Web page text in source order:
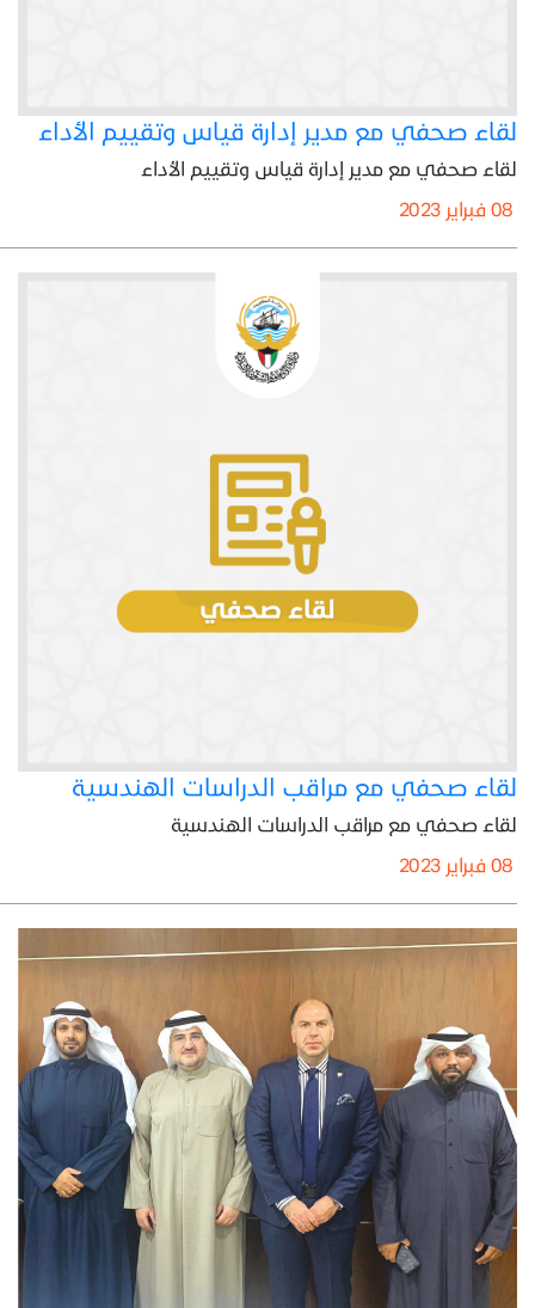
لقاء صحفي مع مدير إدارة قياس وتقييم الأداء
لقاء صحفي مع مدير إدارة قياس وتقييم الأداء
لقاء صحفي مع مراقب الدراسات الهندسية
لقاء صحفي مع مراقب الدراسات الهندسية